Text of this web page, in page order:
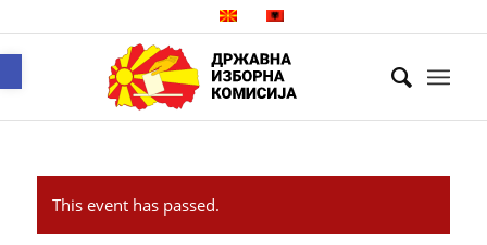
This event has passed.
Open toolbar